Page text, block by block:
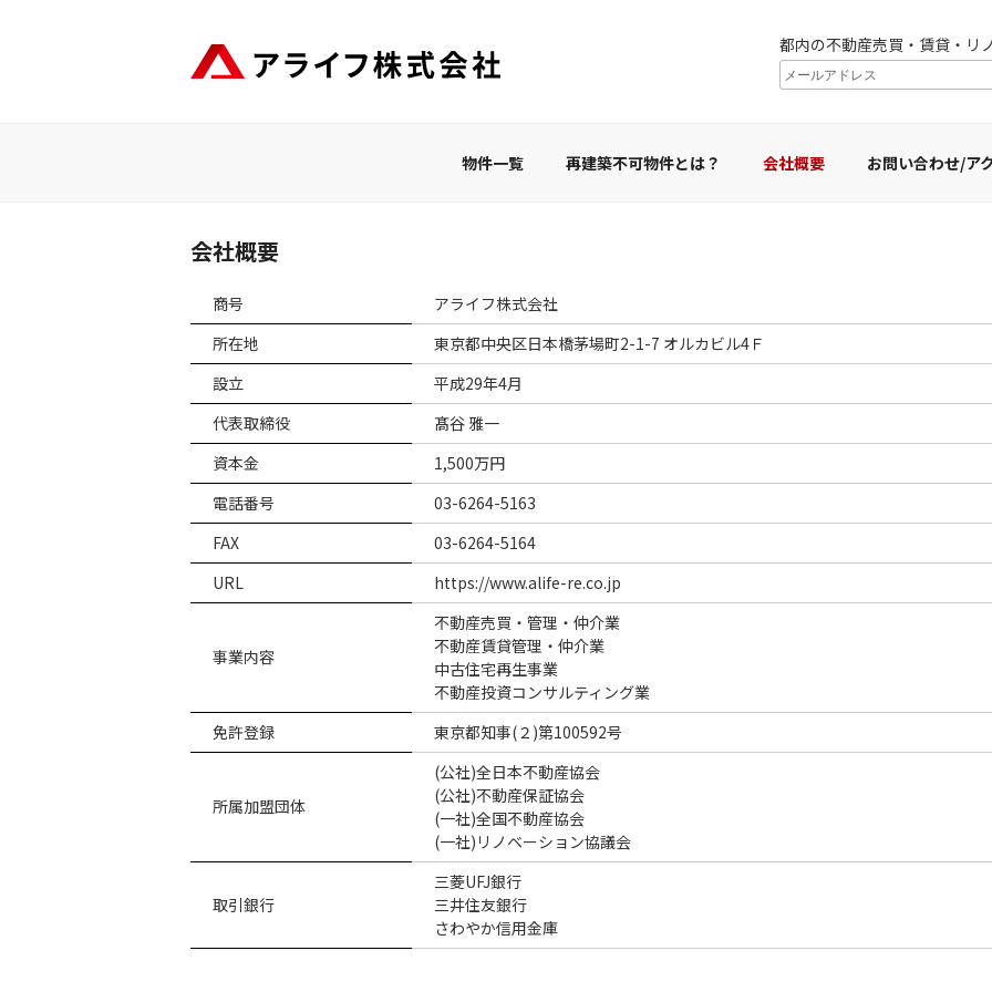
都内の不動産売買・賃貸・リ
物件一覧 再建築不可物件とは？ 会社概要 お問い合わせ/ア
会社概要
商号
アライフ株式会社
所在地
東京都中央区日本橋茅場町2-1-7 オルカビル4Ｆ
設立
平成29年4月
代表取締役
髙谷 雅一
資本金
1,500万円
電話番号
03-6264-5163
FAX
03-6264-5164
URL
https://www.alife-re.co.jp
事業内容
不動産売買・管理・仲介業
不動産賃貸管理・仲介業
中古住宅再生事業
不動産投資コンサルティング業
免許登録
東京都知事(２)第100592号
所属加盟団体
(公社)全日本不動産協会
(公社)不動産保証協会
(一社)全国不動産協会
(一社)リノベーション協議会
取引銀行
三菱UFJ銀行
三井住友銀行
さわやか信用金庫